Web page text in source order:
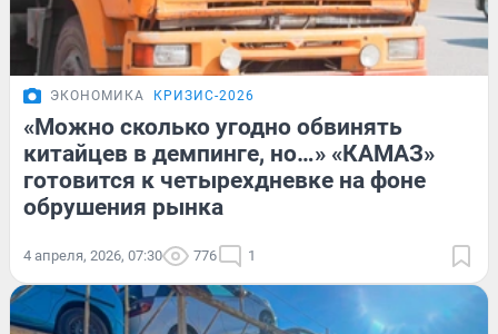
ЭКОНОМИКА КРИЗИС-2026
«Можно сколько угодно обвинять
китайцев в демпинге, но…» «КАМАЗ»
готовится к четырехдневке на фоне
обрушения рынка
4 апреля, 2026, 07:30 776 1